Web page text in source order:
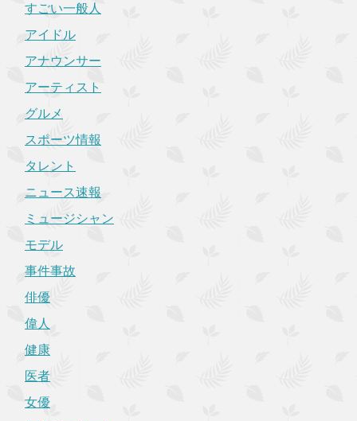
すごい一般人
アイドル
アナウンサー
アーティスト
グルメ
スポーツ情報
タレント
ニュース速報
ミュージシャン
モデル
事件事故
俳優
偉人
健康
医者
女優